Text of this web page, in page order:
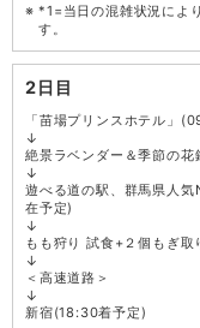
*1=当日の混雑状況によ
す。
2日目
「苗場プリンスホテル」
↓
絶景ラベンダー＆季節の
↓
遊べる道の駅、群馬県人
在予定)
↓
もも狩り 試食+２個もぎ
↓
＜高速道路＞
↓
新宿(18:30着予定)